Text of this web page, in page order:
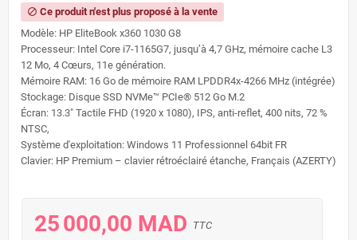
block Ce produit n'est plus proposé à la vente
Modèle: HP EliteBook x360 1030 G8
Processeur: Intel Core i7-1165G7, jusqu’à 4,7 GHz, mémoire cache L3
12 Mo, 4 Cœurs, 11e génération.
Mémoire RAM: 16 Go de mémoire RAM LPDDR4x-4266 MHz (intégrée)
Stockage: Disque SSD NVMe™ PCIe® 512 Go M.2
Écran: 13.3" Tactile FHD (1920 x 1080), IPS, anti-reflet, 400 nits, 72 %
NTSC,
Système d'exploitation: Windows 11 Professionnel 64bit FR
Clavier: HP Premium – clavier rétroéclairé étanche, Français (AZERTY)
25 000,00 MAD TTC